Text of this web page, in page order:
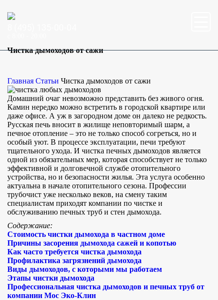
Чистка дымоходов от сажи
Главная Статьи Чистка дымоходов от сажи
Домашний очаг невозможно представить без живого огня.
Камин нередко можно встретить в городской квартире или
даже офисе. А уж в загородном доме он далеко не редкость.
Русская печь вносит в жилище неповторимый шарм, а
печное отопление – это не только способ согреться, но и
особый уют. В процессе эксплуатации, печи требуют
тщательного ухода. И чистка печных дымоходов является
одной из обязательных мер, которая способствует не только
эффективной и долговечной службе отопительного
устройства, но и безопасности жилья. Эта услуга особенно
актуальна в начале отопительного сезона. Профессии
трубочист уже несколько веков, на смену таким
специалистам приходят компании по чистке и
обслуживанию печных труб и стен дымохода.
Содержание:
Стоимость чистки дымохода в частном доме
Причины засорения дымохода сажей и копотью
Как часто требуется чистка дымохода
Профилактика загрязнений дымохода
Виды дымоходов, с которыми мы работаем
Этапы чистки дымохода
Профессиональная чистка дымоходов и печных труб от
компании Мос Эко-Клин